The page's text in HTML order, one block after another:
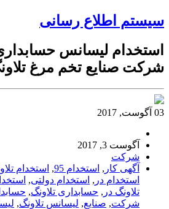
سیستم اطلاع رسانی
استخدام لیسانس
شرکت صنایع تخم مرغ
03 آگوست, 2017
آگوست 3, 2017
شرکت
آگهی کار , استخدام 95 , استخدام
استخدام در , استخدام دولتی,
تلاونگ در , حسابداری تلاونگ,
شرکت, صنایع, لیسانس تلاونگ,